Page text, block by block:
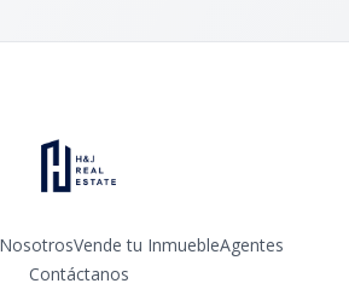
NosotrosVende tu InmuebleAgentes
Contáctanos